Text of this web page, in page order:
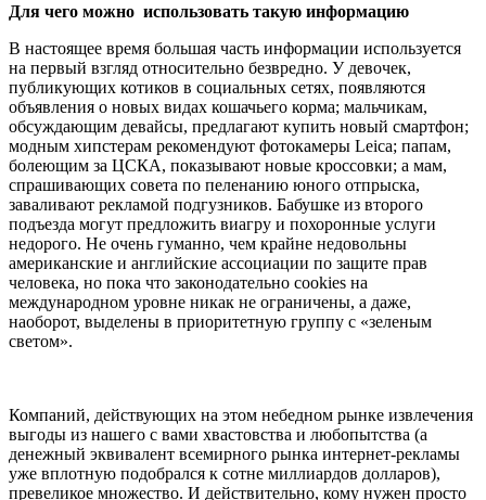
Для чего можно использовать такую информацию
В настоящее время большая часть информации используется
на первый взгляд относительно безвредно. У девочек,
публикующих котиков в социальных сетях, появляются
объявления о новых видах кошачьего корма; мальчикам,
обсуждающим девайсы, предлагают купить новый смартфон;
модным хипстерам рекомендуют фотокамеры Leica; папам,
болеющим за ЦСКА, показывают новые кроссовки; а мам,
спрашивающих совета по пеленанию юного отпрыска,
заваливают рекламой подгузников. Бабушке из второго
подъезда могут предложить виагру и похоронные услуги
недорого. Не очень гуманно, чем крайне недовольны
американские и английские ассоциации по защите прав
человека, но пока что законодательно cookies на
международном уровне никак не ограничены, а даже,
наоборот, выделены в приоритетную группу с «зеленым
светом».
Компаний, действующих на этом небедном рынке извлечения
выгоды из нашего с вами хвастовства и любопытства (а
денежный эквивалент всемирного рынка интернет-рекламы
уже вплотную подобрался к сотне миллиардов долларов),
превеликое множество. И действительно, кому нужен просто